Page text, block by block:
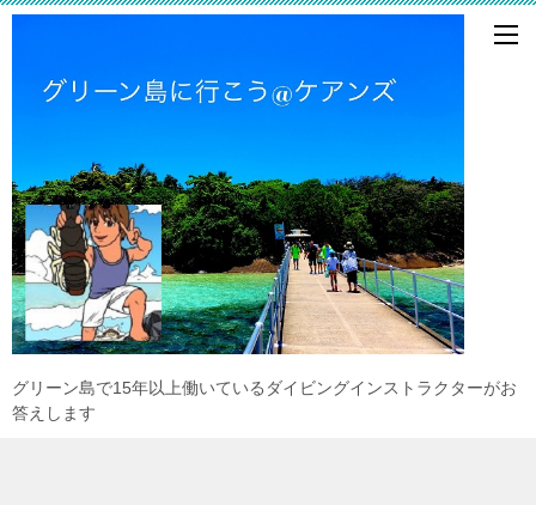
グリーン島で15年以上働いているダイビングインストラクターがお
答えします